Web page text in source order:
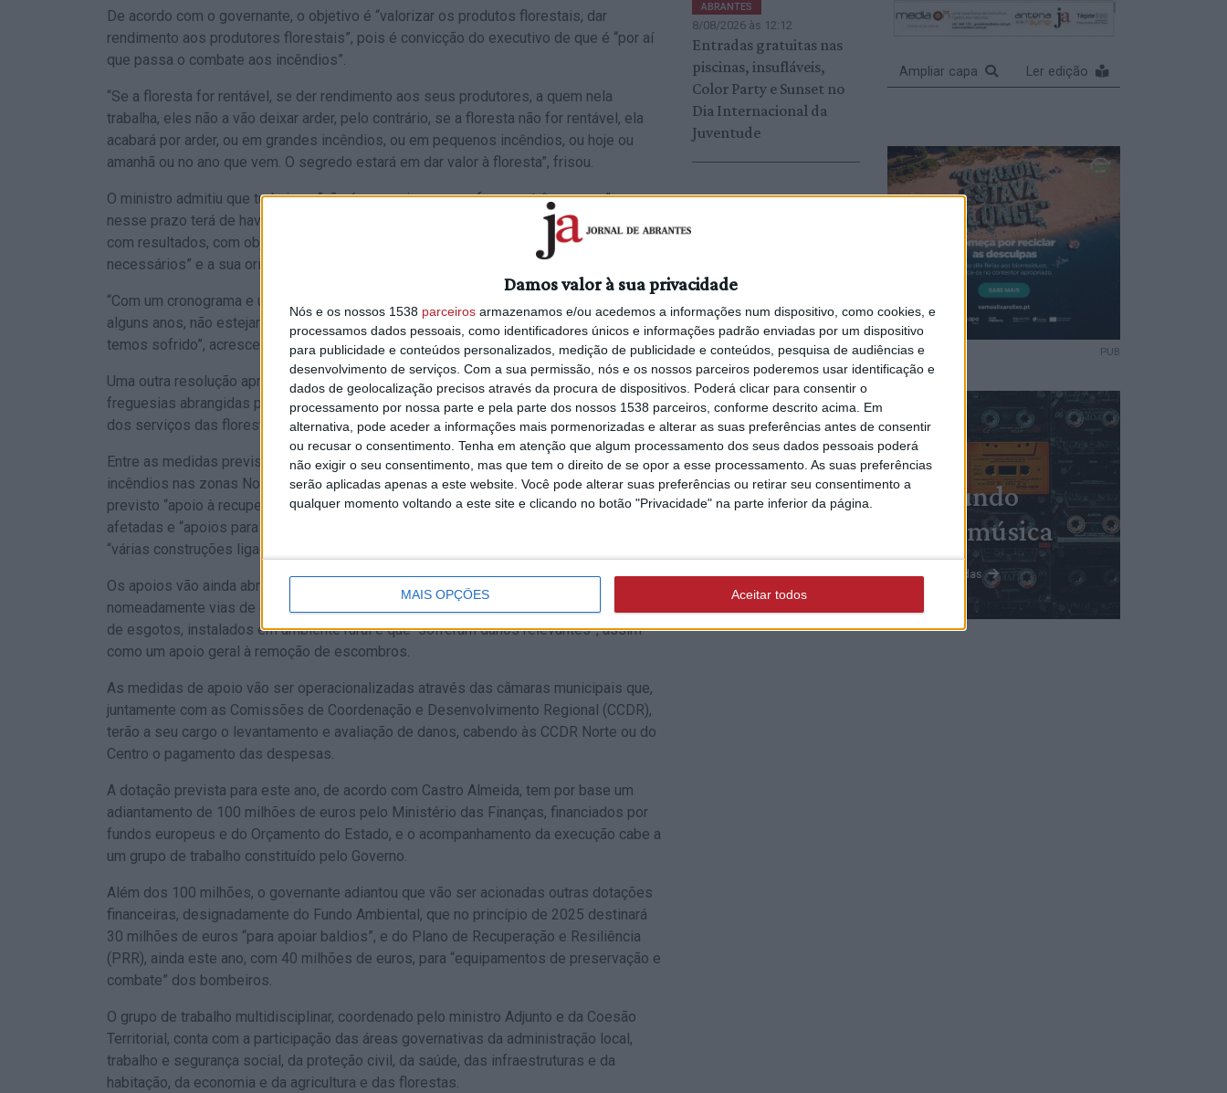
Damos valor à sua privacidade
Nós e os nossos 1538 parceiros armazenamos e/ou acedemos a informações num dispositivo, como cookies, e
processamos dados pessoais, como identificadores únicos e informações padrão enviadas por um dispositivo
para publicidade e conteúdos personalizados, medição de publicidade e conteúdos, pesquisa de audiências e
desenvolvimento de serviços. Com a sua permissão, nós e os nossos parceiros poderemos usar identificação e
dados de geolocalização precisos através da procura de dispositivos. Poderá clicar para consentir o
processamento por nossa parte e pela parte dos nossos 1538 parceiros, conforme descrito acima. Em
alternativa, pode aceder a informações mais pormenorizadas e alterar as suas preferências antes de consentir
ou recusar o consentimento. Tenha em atenção que algum processamento dos seus dados pessoais poderá
não exigir o seu consentimento, mas que tem o direito de se opor a esse processamento. As suas preferências
serão aplicadas apenas a este website. Você pode alterar suas preferências ou retirar seu consentimento a
qualquer momento voltando a este site e clicando no botão "Privacidade" na parte inferior da página.
MAIS OPÇÕES Aceitar todos
De acordo com o governante, o objetivo é “valorizar os produtos florestais, dar
rendimento aos produtores florestais”, pois é convicção do executivo de que é “por aí
que passa o combate aos incêndios”.
“Se a floresta for rentável, se der rendimento aos seus produtores, a quem nela
trabalha, eles não a vão deixar arder, pelo contrário, se a floresta não for rentável, ela
acabará por arder, ou em grandes incêndios, ou em pequenos incêndios, ou hoje ou
amanhã ou no ano que vem. O segredo estará em dar valor à floresta”, frisou.
O ministro admitiu que tudo isso “não é uma coisa que se faça em três meses”, mas
nesse prazo terá de haver “um plano de ação, devidamente calendarizado, com metas,
com resultados, com objetivos a atingir”, bem como “os meios financeiros que são
necessários” e a sua origem.
“Com um cronograma e um calendário adequado para ver se é possível que, daqui a
alguns anos, não estejamos permanentemente a sofrer incêndios como aqueles que
temos sofrido”, acrescentou.
Uma outra resolução aprovada pelo Conselho de Ministros define quais os concelhos e
freguesias abrangidas pela situação de calamidade, com base num trabalho técnico
dos serviços das florestas e da proteção civil, e cuja lista foi adotada pelo Governo.
Entre as medidas previstas para responder aos prejuízos provocados pelos recentes
incêndios nas zonas Norte e Centro do país, Castro Almeida referiu que também está
previsto “apoio à recuperação florestal”, na estabilização e recuperação de áreas
afetadas e “apoios para a substituição” de máquinas, equipamentos, armazéns e
“várias construções ligadas à produção florestal”.
Os apoios vão ainda abranger “equipamentos e infraestruturas públicas”,
nomeadamente vias de comunicação, mas também estações de tratamento de águas e
de esgotos, instalados em ambiente rural e que “sofreram danos relevantes”, assim
como um apoio geral à remoção de escombros.
As medidas de apoio vão ser operacionalizadas através das câmaras municipais que,
juntamente com as Comissões de Coordenação e Desenvolvimento Regional (CCDR),
terão a seu cargo o levantamento e avaliação de danos, cabendo às CCDR Norte ou do
Centro o pagamento das despesas.
A dotação prevista para este ano, de acordo com Castro Almeida, tem por base um
adiantamento de 100 milhões de euros pelo Ministério das Finanças, financiados por
fundos europeus e do Orçamento do Estado, e o acompanhamento da execução cabe a
um grupo de trabalho constituído pelo Governo.
Além dos 100 milhões, o governante adiantou que vão ser acionadas outras dotações
financeiras, designadamente do Fundo Ambiental, que no princípio de 2025 destinará
30 milhões de euros “para apoiar baldios”, e do Plano de Recuperação e Resiliência
(PRR), ainda este ano, com 40 milhões de euros, para “equipamentos de preservação e
combate” dos bombeiros.
O grupo de trabalho multidisciplinar, coordenado pelo ministro Adjunto e da Coesão
Territorial, conta com a participação das áreas governativas da administração local,
trabalho e segurança social, da proteção civil, da saúde, das infraestruturas e da
habitação, da economia e da agricultura e das florestas.
ABRANTES
8/08/2026 às 12:12
Entradas gratuitas nas
piscinas, insufláveis,
Color Party e Sunset no
Dia Internacional da
Juventude
com diversas atividades
SOCIEDADE
7/08/2026 às 10:21
#Maquiagem vencida
pode prejudicar a saúde
dos olhos?
Ampliar capa Ler edição
PUB
Mundo
da música
Ver todas